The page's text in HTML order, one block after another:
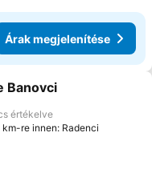
Árak megjelenítése
a kedvencekhez
Banovci
értékelve
km-re innen: Radenci